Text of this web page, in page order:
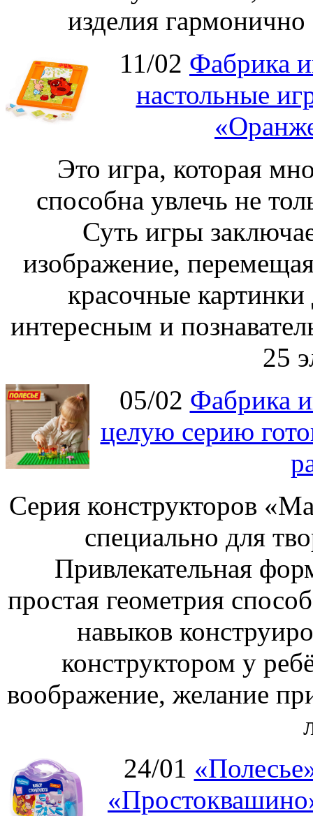
изделия
11/02 Фабрика
настольные
Это игра, которая
способна увлечь не
Суть игры
изображение,
красочные
интересным и
25
05/02 Фабрика
целую серию
Серия конструкторов
специально для
Привлекательная
простая геометрия
навыков
конструктором у
воображение, желание
24/01